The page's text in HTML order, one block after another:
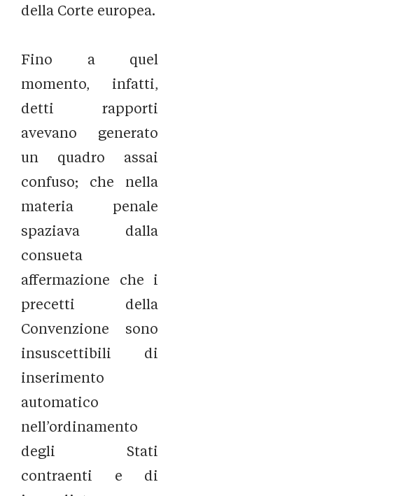
della Corte europea.
Fino a quel
momento, infatti,
detti rapporti
avevano generato
un quadro assai
confuso; che nella
materia penale
spaziava dalla
consueta
affermazione che i
precetti della
Convenzione sono
insuscettibili di
inserimento
automatico
nell’ordinamento
degli Stati
contraenti e di